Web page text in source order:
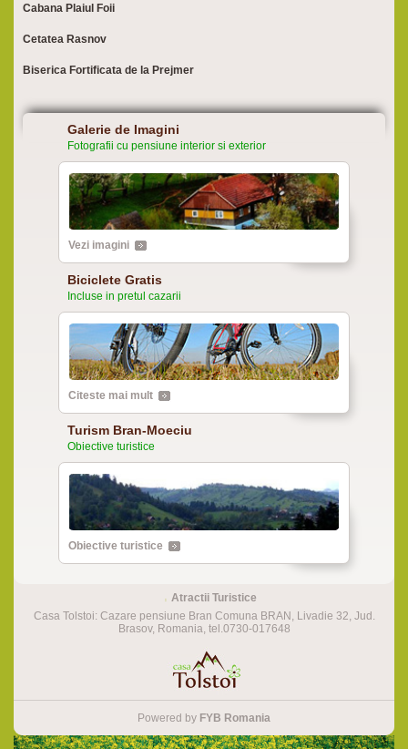
Cabana Plaiul Foii
Cetatea Rasnov
Biserica Fortificata de la Prejmer
Galerie de Imagini
Fotografii cu pensiune interior si exterior
Vezi imagini
Biciclete Gratis
Incluse in pretul cazarii
Citeste mai mult
Turism Bran-Moeciu
Obiective turistice
Obiective turistice
Atractii Turistice
Casa Tolstoi: Cazare pensiune Bran Comuna BRAN, Livadie 32, Jud.
Brasov, Romania, tel.0730-017648
Powered by FYB Romania